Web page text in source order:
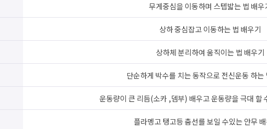
무게중심을 이동하며 스텝밟는 법 배우
상하 중심잡고 이동하는 법 배우기
상하체 분리하여 움직이는 법 배우기
단순하게 박수를 치는 동작으로 전신운동 하는
운동량이 큰 리듬(소카 ,뎀부) 배우고 운동량을 극대 할
플라멩고 탱고등 춤선를 보일 수있는 안무